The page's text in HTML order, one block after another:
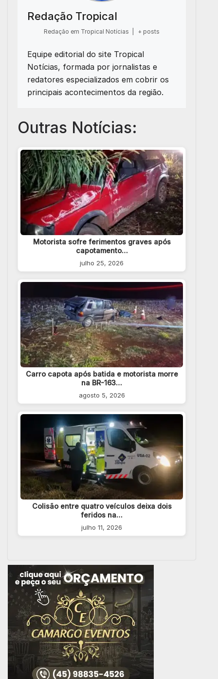
Redação Tropical
Redação em Tropical Notícias + posts
Equipe editorial do site Tropical
Notícias, formada por jornalistas e
redatores especializados em cobrir os
principais acontecimentos da região.
Outras Notícias:
Motorista sofre ferimentos graves após
capotamento…
julho 25, 2026
Carro capota após batida e motorista morre
na BR-163…
agosto 5, 2026
Colisão entre quatro veículos deixa dois
feridos na…
julho 11, 2026